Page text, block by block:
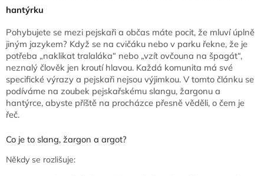
hantýrku
Pohybujete se mezi pejskaři a občas máte pocit, že mluví úplně
jiným jazykem? Když se na cvičáku nebo v parku řekne, že je
potřeba „naklikat tralaláka“ nebo „vzít ovčouna na špagát“,
neznalý člověk jen kroutí hlavou. Každá komunita má své
specifické výrazy a pejskaři nejsou výjimkou. V tomto článku se
podíváme na zoubek pejskařskému slangu, žargonu a
hantýrce, abyste příště na procházce přesně věděli, o čem je
řeč.
Co je to slang, žargon a argot?
Někdy se rozlišuje: